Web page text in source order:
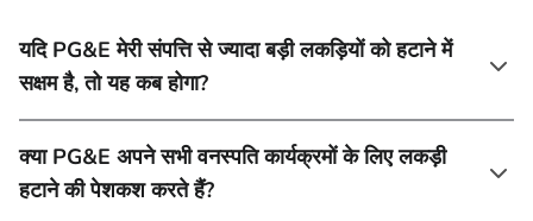
यदि PG&E मेरी संपत्ति से ज्यादा बड़ी लकड़ियों को हटाने में
सक्षम है, तो यह कब होगा?
क्या PG&E अपने सभी वनस्पति कार्यक्रमों के लिए लकड़ी
हटाने की पेशकश करते हैं?